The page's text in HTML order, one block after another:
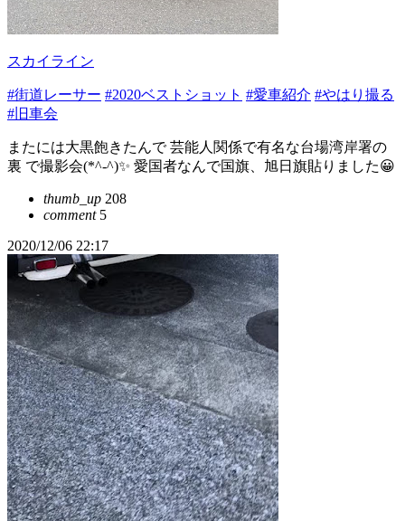
スカイライン
#街道レーサー #2020ベストショット #愛車紹介 #やはり撮る
#旧車会
またには大黒飽きたんで 芸能人関係で有名な台場湾岸署の
裏 で撮影会(*^-^)✨ 愛国者なんで国旗、旭日旗貼りました😀
thumb_up 208
comment5
2020/12/06 22:17